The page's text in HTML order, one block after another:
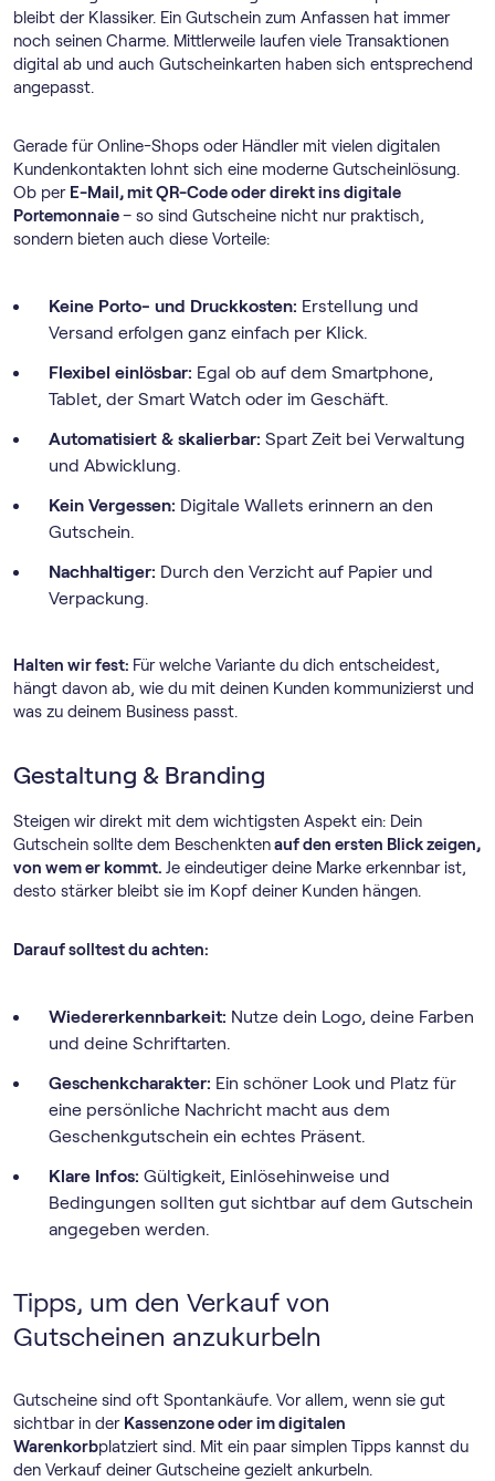
bleibt der Klassiker. Ein Gutschein zum Anfassen hat immer
noch seinen Charme. Mittlerweile laufen viele Transaktionen
digital ab und auch Gutscheinkarten haben sich entsprechend
angepasst.
Gerade für Online-Shops oder Händler mit vielen digitalen
Kundenkontakten lohnt sich eine moderne Gutscheinlösung.
Ob per E-Mail, mit QR-Code oder direkt ins digitale
Portemonnaie– so sind Gutscheine nicht nur praktisch,
sondern bieten auch diese Vorteile:
Keine Porto- und Druckkosten: Erstellung und
Versand erfolgen ganz einfach per Klick.
Flexibel einlösbar: Egal ob auf dem Smartphone,
Tablet, der Smart Watch oder im Geschäft.
Automatisiert & skalierbar: Spart Zeit bei Verwaltung
und Abwicklung.
Kein Vergessen: Digitale Wallets erinnern an den
Gutschein.
Nachhaltiger: Durch den Verzicht auf Papier und
Verpackung.
Halten wir fest: Für welche Variante du dich entscheidest,
hängt davon ab, wie du mit deinen Kunden kommunizierst und
was zu deinem Business passt.
Gestaltung & Branding
Steigen wir direkt mit dem wichtigsten Aspekt ein: Dein
Gutschein sollte dem Beschenktenauf den ersten Blick zeigen,
von wem er kommt. Je eindeutiger deine Marke erkennbar ist,
desto stärker bleibt sie im Kopf deiner Kunden hängen.
Darauf solltest du achten:
Wiedererkennbarkeit: Nutze dein Logo, deine Farben
und deine Schriftarten.
Geschenkcharakter: Ein schöner Look und Platz für
eine persönliche Nachricht macht aus dem
Geschenkgutschein ein echtes Präsent.
Klare Infos: Gültigkeit, Einlösehinweise und
Bedingungen sollten gut sichtbar auf dem Gutschein
angegeben werden.
Tipps, um den Verkauf von
Gutscheinen anzukurbeln
Gutscheine sind oft Spontankäufe. Vor allem, wenn sie gut
sichtbar in der Kassenzone oder im digitalen
Warenkorbplatziert sind. Mit ein paar simplen Tipps kannst du
den Verkauf deiner Gutscheine gezielt ankurbeln.